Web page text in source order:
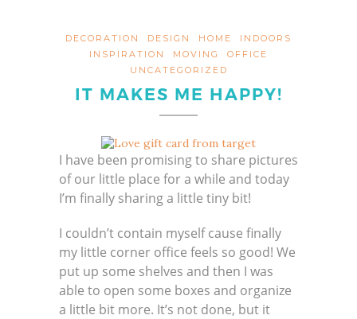
DECORATION DESIGN HOME
INDOORS
INSPIRATION
MOVING
OFFICE
UNCATEGORIZED
IT MAKES ME HAPPY!
I have been promising to share pictures
of our little place for a while and today
I’m finally sharing a little tiny bit!
I couldn’t contain myself cause finally
my little corner office feels so good! We
put up some shelves and then I was
able to open some boxes and organize
a little bit more. It’s not done, but it